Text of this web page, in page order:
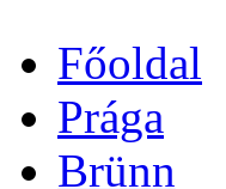
Főoldal
Prága
Brünn